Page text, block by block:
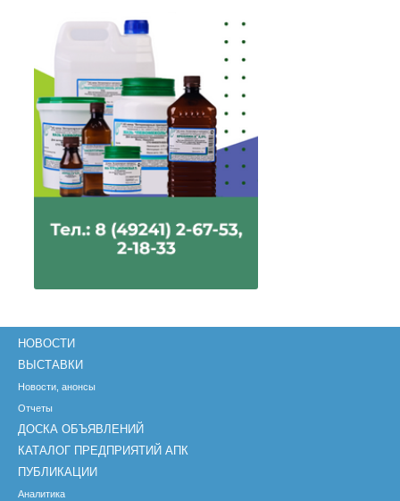
НОВОСТИ
ВЫСТАВКИ
Новости, анонсы
Отчеты
ДОСКА ОБЪЯВЛЕНИЙ
КАТАЛОГ ПРЕДПРИЯТИЙ АПК
ПУБЛИКАЦИИ
Аналитика